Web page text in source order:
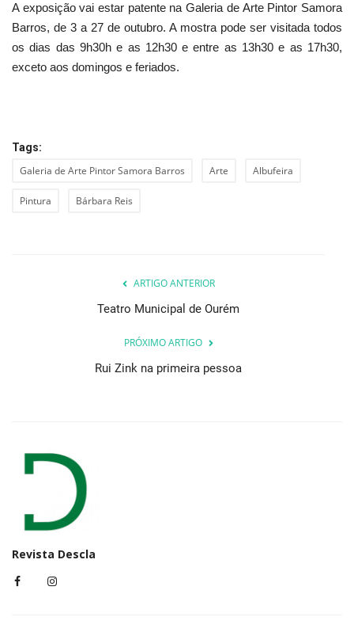
A exposição vai estar patente na Galeria de Arte Pintor Samora
Barros, de 3 a 27 de outubro. A mostra pode ser visitada todos
os dias das 9h30h e as 12h30 e entre as 13h30 e as 17h30,
exceto aos domingos e feriados.
Tags:
Galeria de Arte Pintor Samora Barros Arte Albufeira
Pintura Bárbara Reis
ARTIGO ANTERIOR
Teatro Municipal de Ourém
PRÓXIMO ARTIGO
Rui Zink na primeira pessoa
Revista Descla